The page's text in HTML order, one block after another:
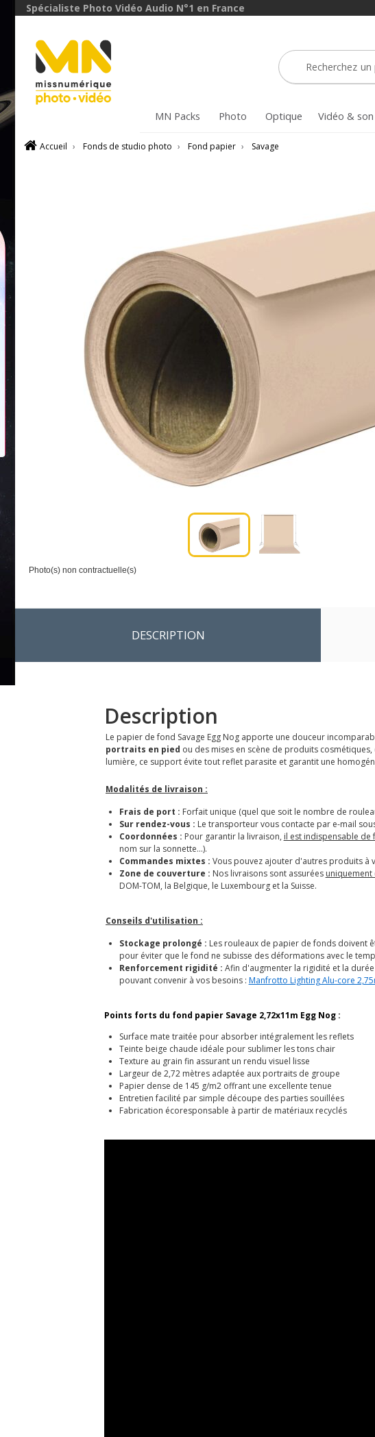
Spécialiste Photo Vidéo Audio N°1 en France
MN Packs Photo Optique Vidéo & son
Accueil › Fonds de studio photo › Fond papier › Savage
Photo(s) non contractuelle(s)
DESCRIPTION
Description
Le papier de fond Savage Egg Nog apporte une douceur
portraits en pied ou des mises en scène de produits
lumière, ce support évite tout reflet parasite et garantit une
Modalités de livraison :
Frais de port : Forfait unique (quel que soit le nombre de
Sur rendez-vous : Le transporteur vous contacte par e-mail
Coordonnées : Pour garantir la livraison, il est indispensable de
nom sur la sonnette...).
Commandes mixtes : Vous pouvez ajouter d'autres produits à
Zone de couverture : Nos livraisons sont assurées uniquement
DOM-TOM, la Belgique, le Luxembourg et la Suisse.
Conseils d'utilisation :
Stockage prolongé : Les rouleaux de papier de fonds doivent
pour éviter que le fond ne subisse des déformations avec le
Renforcement rigidité : Afin d'augmenter la rigidité et la
pouvant convenir à vos besoins : Manfrotto Lighting Alu-core
Points forts du fond papier Savage 2,72x11m Egg Nog :
Surface mate traitée pour absorber intégralement les reflets
Teinte beige chaude idéale pour sublimer les tons chair
Texture au grain fin assurant un rendu visuel lisse
Largeur de 2,72 mètres adaptée aux portraits de groupe
Papier dense de 145 g/m2 offrant une excellente tenue
Entretien facilité par simple découpe des parties souillées
Fabrication écoresponsable à partir de matériaux recyclés